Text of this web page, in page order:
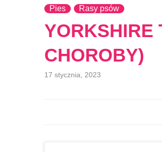
Pies Rasy psów
YORKSHIRE
CHOROBY)
17 stycznia, 2023